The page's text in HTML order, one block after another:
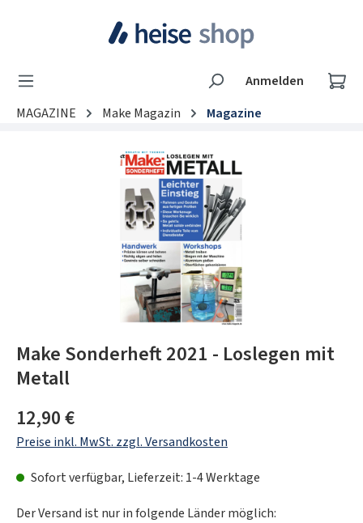
Zum Hauptinhalt springen
Anmelden
MAGAZINE
Make Magazin Magazine
Bildergalerie überspringen
Make Sonderheft 2021 - Loslegen mit
Metall
Regulärer Preis:
12,90 €
Preise inkl. MwSt. zzgl. Versandkosten
Sofort verfügbar, Lieferzeit: 1-4 Werktage
Der Versand ist nur in folgende Länder möglich: